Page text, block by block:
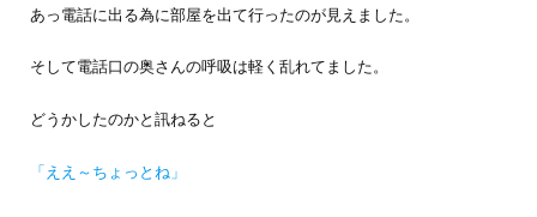
あっ電話に出る為に部屋を出て行ったのが見えました。
そして電話口の奥さんの呼吸は軽く乱れてました。
どうかしたのかと訊ねると
「ええ～ちょっとね」